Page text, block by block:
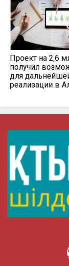
Проект на 2,6
получил
для
реализации в